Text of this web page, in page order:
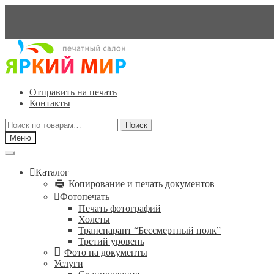
Перейти
навигации
Перейти
содержимому
Отправить на печать
Контакты
Искать:
Поиск
Меню
Каталог
Копирование и печать документов
Фотопечать
Печать фотографий
Холсты
Транспарант “Бессмертный полк”
Третий уровень
Фото на документы
Услуги